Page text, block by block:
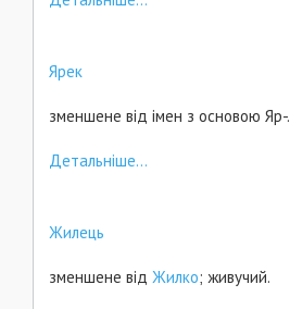
Ярек
зменшене від імен з основою Яр-.
Детальніше...
Жилець
зменшене від Жилко; живучий.